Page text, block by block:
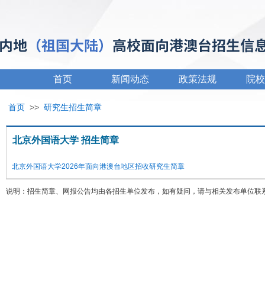
首页 新闻动态 政策法规 院
首页 >> 研究生招生简章
北京外国语大学 招生简章
北京外国语大学2026年面向港澳台地区招收研究生简章
说明：招生简章、网报公告均由各招生单位发布，如有疑问，请与相关发布单位